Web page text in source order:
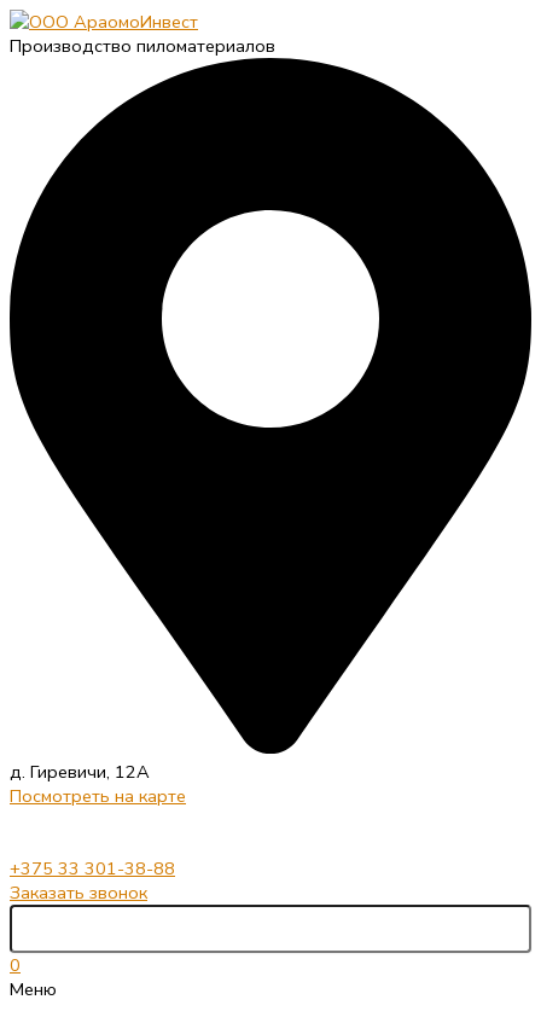
Производство пиломатериалов
д. Гиревичи, 12А
Посмотреть на карте
+375 33 301-38-88
Заказать звонок
0
Меню